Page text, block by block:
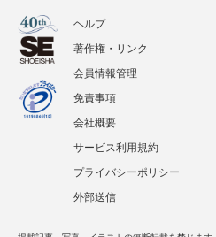
ヘルプ
著作権・リンク
会員情報管理
免責事項
会社概要
サービス利用規約
プライバシーポリシー
外部送信